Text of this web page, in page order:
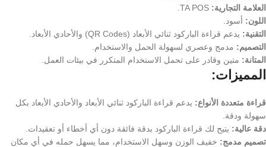
العلامة التجارية:
اللون: أسود.
التقنية: يدعم قراءة الباركود ثنائي الأبعاد (QR Codes) والأحادي الأبعاد.
التصميم: مدمج وعصري لسهولة الحمل والاستخدام.
المتانة: متين وقادر على تحمل الاستخدام المتكرر في بيئات العمل.
المميزات:
قراءة متعددة الأنواع: يدعم قراءة الباركود ثنائي الأبعاد والأحادي الأبعاد بكل
سهولة ودقة.
دقة عالية: يتيح لك قراءة الباركود بدقة فائقة دون أي أخطاء أو تعقيدات.
تصميم مدمج: خفيف الوزن وسهل الاستخدام، مما يسهل حمله في أي مكان